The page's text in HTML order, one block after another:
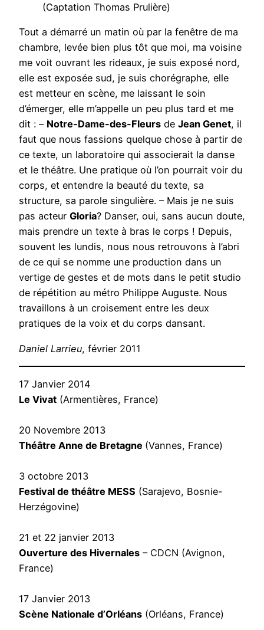
(Captation Thomas Prulière)
Tout a démarré un matin où par la fenêtre de ma
chambre, levée bien plus tôt que moi, ma voisine
me voit ouvrant les rideaux, je suis exposé nord,
elle est exposée sud, je suis chorégraphe, elle
est metteur en scène, me laissant le soin
d’émerger, elle m’appelle un peu plus tard et me
dit : – Notre-Dame-des-Fleurs de Jean Genet, il
faut que nous fassions quelque chose à partir de
ce texte, un laboratoire qui associerait la danse
et le théâtre. Une pratique où l’on pourrait voir du
corps, et entendre la beauté du texte, sa
structure, sa parole singulière. – Mais je ne suis
pas acteur Gloria? Danser, oui, sans aucun doute,
mais prendre un texte à bras le corps ! Depuis,
souvent les lundis, nous nous retrouvons à l’abri
de ce qui se nomme une production dans un
vertige de gestes et de mots dans le petit studio
de répétition au métro Philippe Auguste. Nous
travaillons à un croisement entre les deux
pratiques de la voix et du corps dansant.
Daniel Larrieu, février 2011
17 Janvier 2014
Le Vivat (Armentières, France)
20 Novembre 2013
Théâtre Anne de Bretagne (Vannes, France)
3 octobre 2013
Festival de théâtre MESS (Sarajevo, Bosnie-
Herzégovine)
21 et 22 janvier 2013
Ouverture des Hivernales – CDCN (Avignon,
France)
17 Janvier 2013
Scène Nationale d’Orléans (Orléans, France)